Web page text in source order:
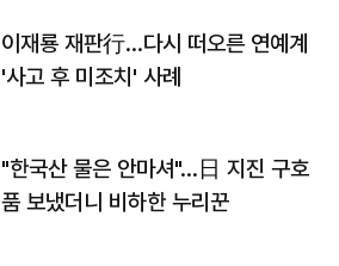
이재룡 재판行…다시 떠오른 연예계
'사고 후 미조치' 사례
"한국산 물은 안마셔"…日 지진 구호
품 보냈더니 비하한 누리꾼